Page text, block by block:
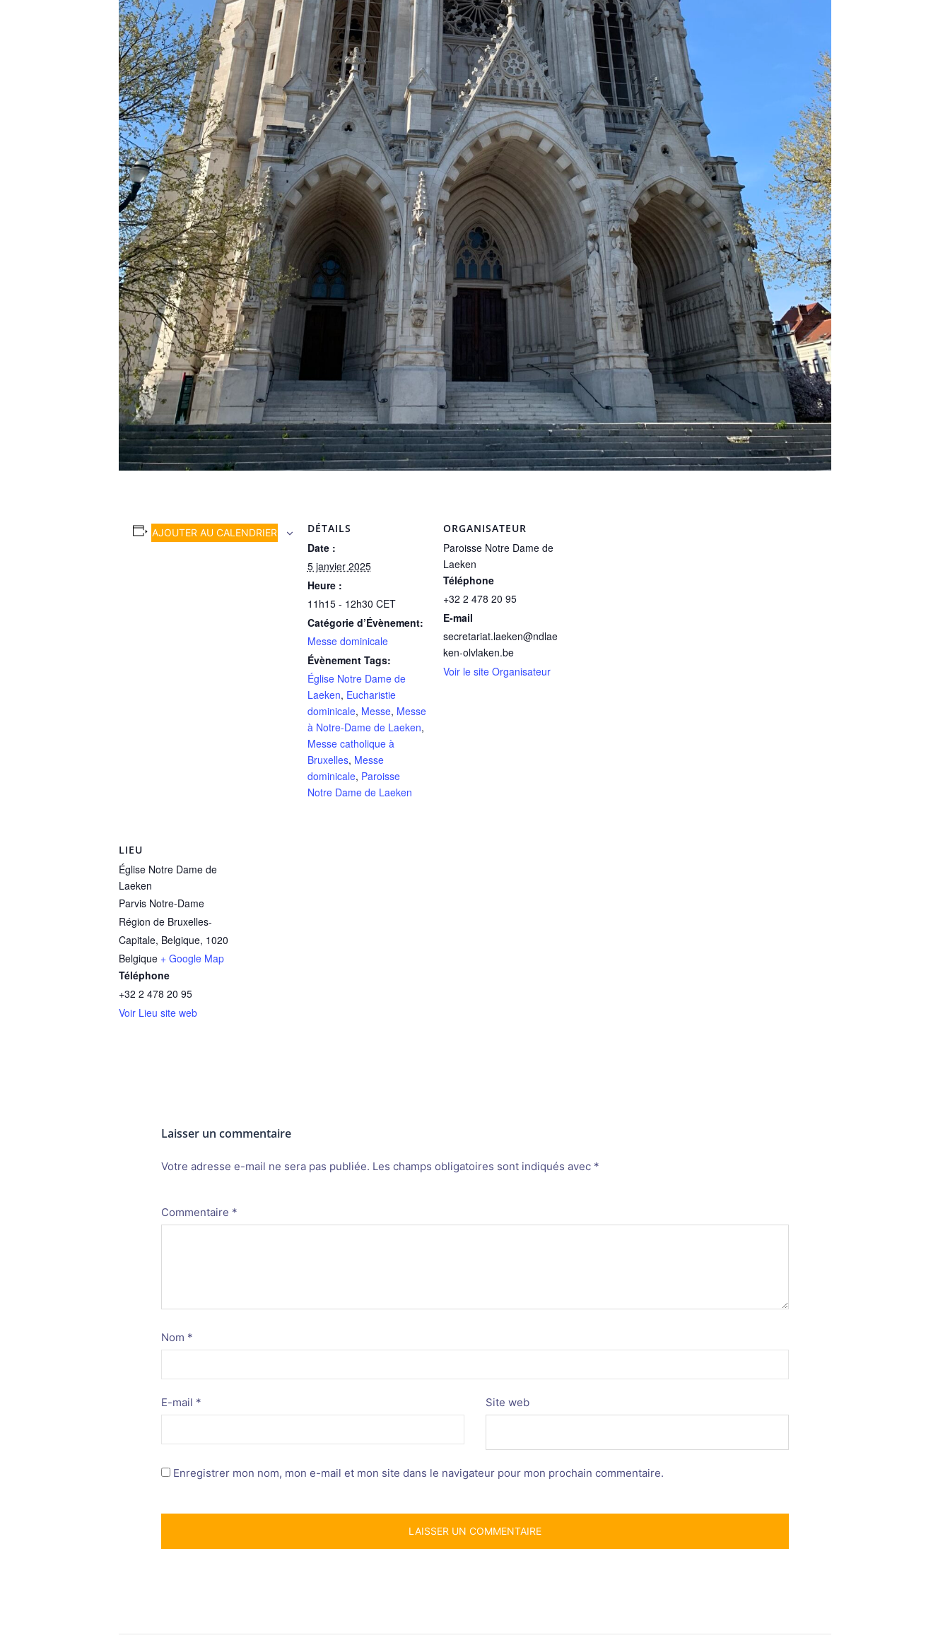
AJOUTER AU CALENDRIER DÉTAILS
Date :
5 janvier 2025
Heure :
11h15 - 12h30 CET
Catégorie d’Évènement:
Messe dominicale
Évènement Tags:
Église Notre Dame de
Laeken, Eucharistie
dominicale, Messe, Messe
à Notre-Dame de Laeken,
Messe catholique à
Bruxelles, Messe
dominicale, Paroisse
Notre Dame de Laeken
ORGANISATEUR
Paroisse Notre Dame de
Laeken
Téléphone
+32 2 478 20 95
E-mail
secretariat.laeken@ndlae
ken-olvlaken.be
Voir le site Organisateur
LIEU
Église Notre Dame de
Laeken
Parvis Notre-Dame
Région de Bruxelles-
Capitale, Belgique, 1020
Belgique + Google Map
Téléphone
+32 2 478 20 95
Voir Lieu site web
Laisser un commentaire
Votre adresse e-mail ne sera pas publiée. Les champs obligatoires sont indiqués avec *
Commentaire *
Nom *
E-mail * Site web
Enregistrer mon nom, mon e-mail et mon site dans le navigateur pour mon prochain commentaire.
Alternative: